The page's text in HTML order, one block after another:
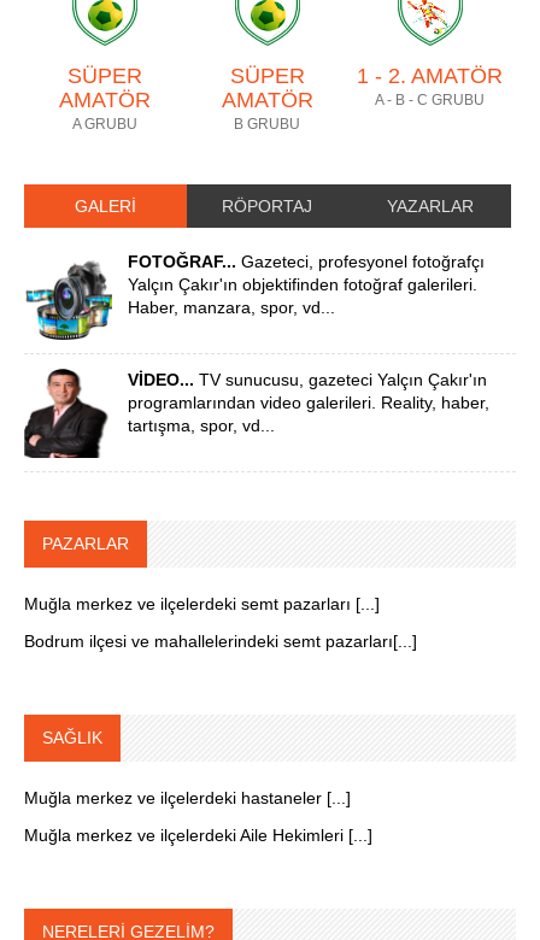
SÜPER
AMATÖR
A GRUBU
SÜPER
AMATÖR
B GRUBU
1 - 2. AMATÖR
A - B - C GRUBU
GALERİ RÖPORTAJ YAZARLAR
FOTOĞRAF... Gazeteci, profesyonel fotoğrafçı
Yalçın Çakır'ın objektifinden fotoğraf galerileri.
Haber, manzara, spor, vd...
VİDEO... TV sunucusu, gazeteci Yalçın Çakır'ın
programlarından video galerileri. Reality, haber,
tartışma, spor, vd...
PAZARLAR
Muğla merkez ve ilçelerdeki semt pazarları [...]
Bodrum ilçesi ve mahallelerindeki semt pazarları[...]
SAĞLIK
Muğla merkez ve ilçelerdeki hastaneler [...]
Muğla merkez ve ilçelerdeki Aile Hekimleri [...]
NERELERİ GEZELİM?